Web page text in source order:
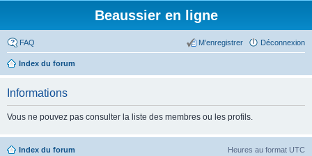
Beaussier en ligne
FAQ Déconnexion
M’enregistrer
Index du forum
Informations
Vous ne pouvez pas consulter la liste des membres ou les profils.
Index du forum Heures au format UTC